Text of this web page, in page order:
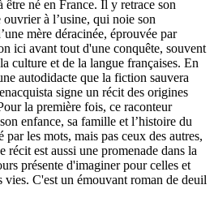
né en France. Il y retrace son
ouvrier à l’usine, qui noie son
mère déracinée, éprouvée par
ici avant tout d'une conquête, souvent
culture et de la langue françaises. En
autodidacte que la fiction sauvera
signe un récit des origines
la première fois, ce raconteur
enfance, sa famille et l’histoire du
les mots, mais pas ceux des autres,
est aussi une promenade dans la
présente d'imaginer pour celles et
vies. C'est un émouvant roman de deuil